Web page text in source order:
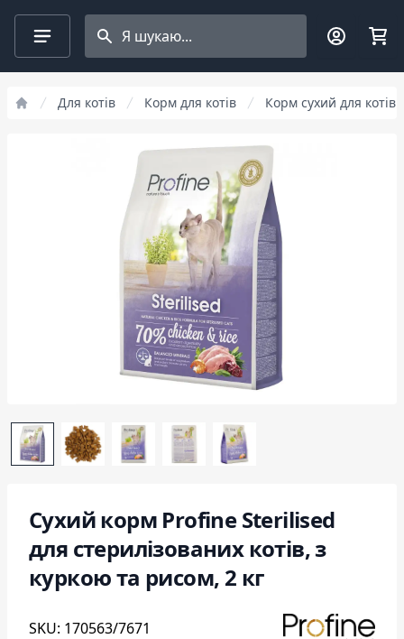
Search projects
Для котів Корм для котів Корм сухий для котів
Сухий корм Profine Sterilised
для стерилізованих котів, з
куркою та рисом, 2 кг
SKU: 170563/7671